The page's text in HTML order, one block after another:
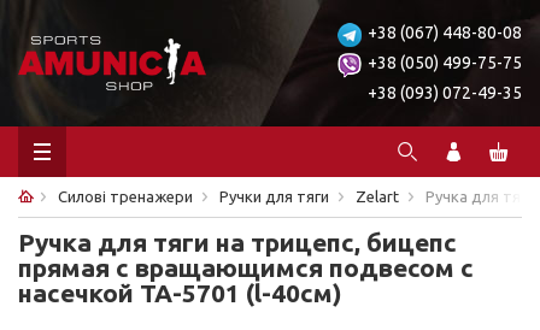
+38 (067) 448-80-08
+38 (050) 499-75-75
+38 (093) 072-49-35
Силові тренажери Ручки для тяги Zelart Ручка для
Ручка для тяги на трицепс, бицепс
прямая c вращающимся подвесом с
насечкой TA-5701 (l-40см)